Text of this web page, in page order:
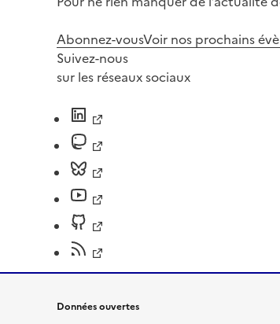
Abonnez-vousVoir nos prochains
Suivez-nous
sur les réseaux sociaux
Données ouvertes